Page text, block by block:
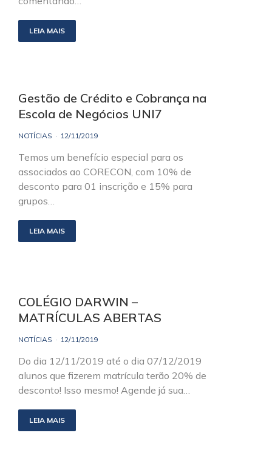
LEIA MAIS
Gestão de Crédito e Cobrança na
Escola de Negócios UNI7
NOTÍCIAS 12/11/2019
Temos um benefício especial para os
associados ao CORECON, com 10% de
desconto para 01 inscrição e 15% para
grupos…
LEIA MAIS
COLÉGIO DARWIN –
MATRÍCULAS ABERTAS
NOTÍCIAS 12/11/2019
Do dia 12/11/2019 até o dia 07/12/2019
alunos que fizerem matrícula terão 20% de
desconto! Isso mesmo! Agende já sua…
LEIA MAIS